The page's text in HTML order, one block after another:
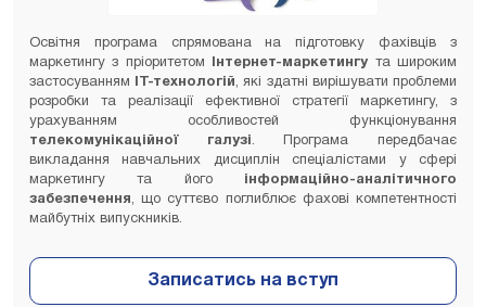
Освітня програма спрямована на підготовку фахівців з
маркетингу з пріоритетом
Інтернет-маркетингу та широким
застосуванням
ІТ-технологій, які здатні вирішувати проблеми
розробки та реалізації ефективної стратегії маркетингу, з
урахуванням особливостей функціонування
телекомунікаційної галузі. Програма передбачає
викладання навчальних дисциплін спеціалістами у сфері
маркетингу та його інформаційно-аналітичного
забезпечення, що суттєво поглиблює фахові компетентності
майбутніх випускників.